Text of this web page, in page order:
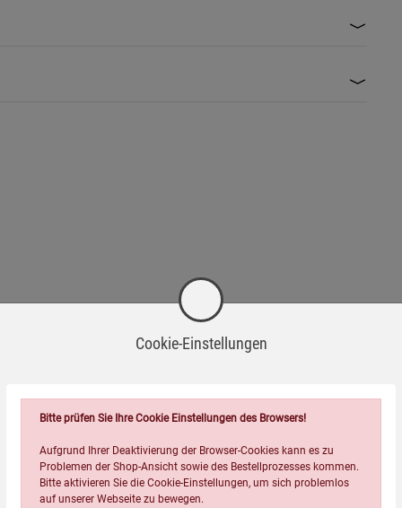
Cookie-Einstellungen
Bitte prüfen Sie Ihre Cookie Einstellungen des Browsers!
Aufgrund Ihrer Deaktivierung der Browser-Cookies kann es zu
Problemen der Shop-Ansicht sowie des Bestellprozesses kommen.
Bitte aktivieren Sie die Cookie-Einstellungen, um sich problemlos
auf unserer Webseite zu bewegen.